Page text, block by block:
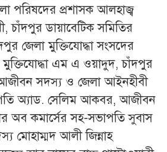
পরিষদের প্রশাসক আলহাজ্ব
চাঁদপুর ডায়াবেটিক সমিতির
জেলা মুক্তিযোদ্ধা সংসদের
মুক্তিযোদ্ধা এম এ ওয়াদুদ, চাঁদপুর
আজীবন সদস্য ও জেলা আইনহীবী
অ্যাড. সেলিম আকবর, আজীবন
অব কমার্সের সহ-সভাপতি সুবাস
মোহাম্মদ আলী জিন্নাহ